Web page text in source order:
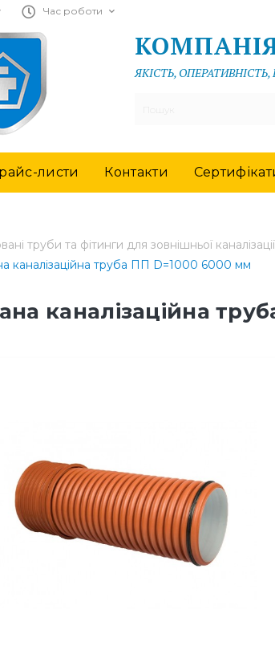
Час роботи
ЯКІСТЬ,
листи Контакти
труби та фітинги для зовнішньої каналізації
каналізаційна труба ПП D=1000 6000 мм
каналізаційна